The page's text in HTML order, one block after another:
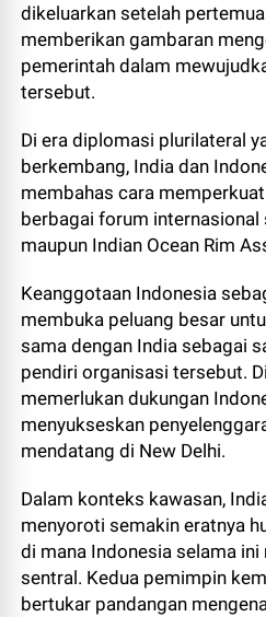
dikeluarkan setelah
memberikan gambaran
pemerintah dalam
tersebut.
Di era diplomasi plurilateral
berkembang, India dan
membahas cara
berbagai forum internasional
maupun Indian Ocean Rim
Keanggotaan Indonesia
membuka peluang besar
sama dengan India sebagai
pendiri organisasi tersebut.
memerlukan dukungan
menyukseskan
mendatang di New Delhi.
Dalam konteks kawasan,
menyoroti semakin eratnya
di mana Indonesia selama
sentral. Kedua pemimpin
bertukar pandangan